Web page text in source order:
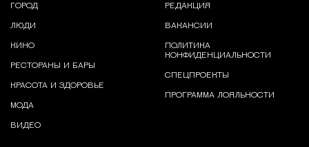
ГОРОД
ЛЮДИ
КИНО
РЕСТОРАНЫ И БАРЫ
КРАСОТА И ЗДОРОВЬЕ
МОДА
ВИДЕО
РЕДАКЦИЯ
ВАКАНСИИ
ПОЛИТИКА
КОНФИДЕНЦИАЛЬНОСТИ
СПЕЦПРОЕКТЫ
ПРОГРАММА ЛОЯЛЬНОСТИ